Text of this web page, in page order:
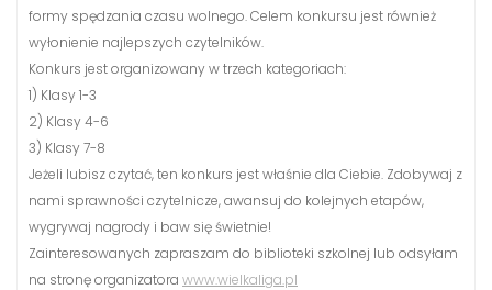
formy spędzania czasu wolnego. Celem konkursu jest również
wyłonienie najlepszych czytelników.
Konkurs jest organizowany w trzech kategoriach:
1) Klasy 1-3
2) Klasy 4-6
3) Klasy 7-8
Jeżeli lubisz czytać, ten konkurs jest właśnie dla Ciebie. Zdobywaj z
nami sprawności czytelnicze, awansuj do kolejnych etapów,
wygrywaj nagrody i baw się świetnie!
Zainteresowanych zapraszam do biblioteki szkolnej lub odsyłam
na stronę organizatora www.wielkaliga.pl